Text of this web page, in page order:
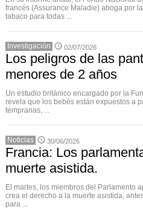
francés (Assurance Maladie) aboga por
tabaco para todas ...
Investigación 02/07/2026
Los peligros de las
menores de 2 años
Un estudio británico encargado por la
revela que los bebés están expuestos a
tempranas, ...
Noticias 30/06/2026
Francia: Los
muerte asistida.
El martes, los miembros del Parlamento
crea el derecho a la muerte asistida,
para ...